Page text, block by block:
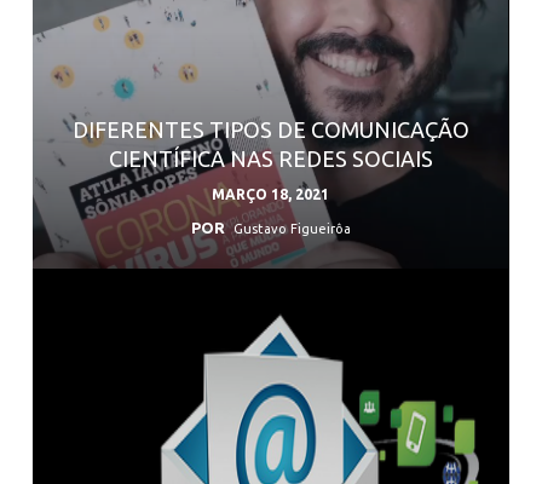
DIFERENTES TIPOS DE COMUNICAÇÃO
CIENTÍFICA NAS REDES SOCIAIS
MARÇO 18, 2021
POR Gustavo Figueirôa